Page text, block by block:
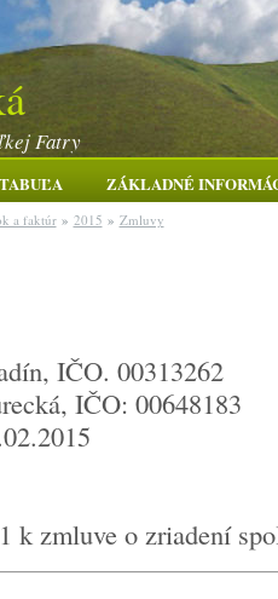
Fatry
ZÁKLADNÉ
a faktúr» 2015 » Zmluvy
IČO. 00313262
IČO: 00648183
zmluve o zriadení